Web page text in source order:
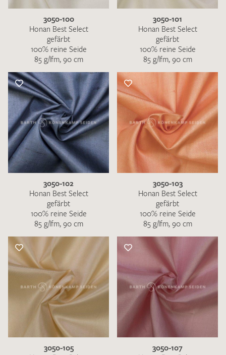
3050-100
Honan Best Select
gefärbt
100% reine Seide
85 g/lfm, 90 cm
3050-101
Honan Best Select
gefärbt
100% reine Seide
85 g/lfm, 90 cm
3050-102
Honan Best Select
gefärbt
100% reine Seide
85 g/lfm, 90 cm
3050-103
Honan Best Select
gefärbt
100% reine Seide
85 g/lfm, 90 cm
3050-105
3050-107